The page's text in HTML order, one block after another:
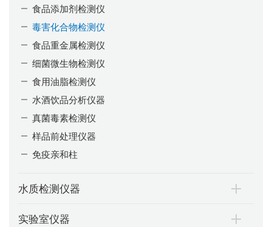
食品添加剂检测仪
毒害化合物检测仪
食品重金属检测仪
细菌微生物检测仪
食用油脂检测仪
水酒饮品分析仪器
真菌毒素检测仪
样品前处理仪器
免疫亲和柱
水质检测仪器
实验室仪器